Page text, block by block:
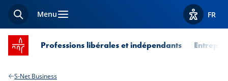
Recherche
Menu Afficher
FR
Accueil SPUERKEESS
Professions libérales et indépendants
S-Net Business